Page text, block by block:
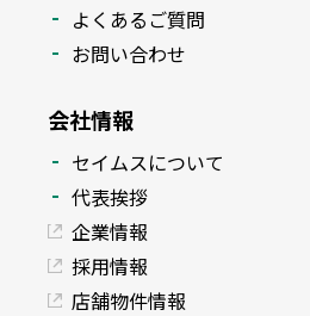
よくあるご質問
お問い合わせ
会社情報
セイムスについて
代表挨拶
企業情報
採用情報
店舗物件情報